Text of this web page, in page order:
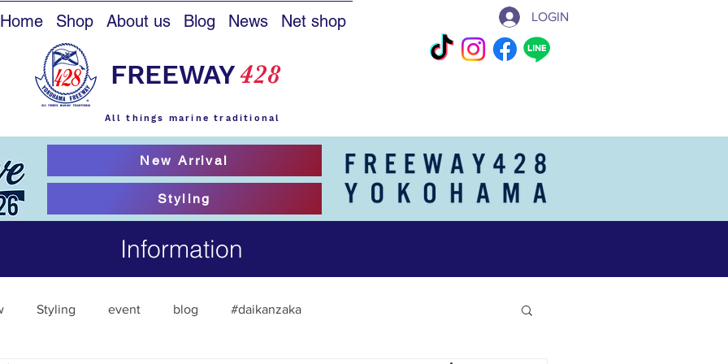
Home Shop About us Blog News Net shop LOGIN
FREEWAY428
All things marine traditional
New Arrival
Styling
Information
Styling event blog #daikanzaka